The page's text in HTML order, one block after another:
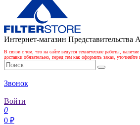
Интернет-магазин Представительства
В связи с тем, что на сайте ведутся технические работы,
доставки обязательно, перед тем как оформить заказ, уточняйте
Звонок
Войти
0
0 ₽